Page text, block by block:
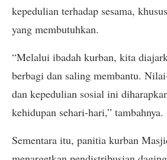
kepedulian terhadap sesama,
yang membutuhkan.
“Melalui ibadah kurban, kita
berbagi dan saling membantu.
dan kepedulian sosial ini
kehidupan sehari-hari,” tambahnya.
Sementara itu, panitia kurban